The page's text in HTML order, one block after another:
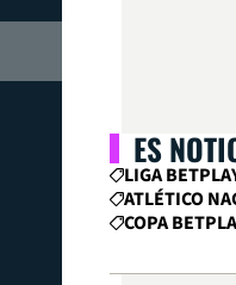
ES
LIGA
ATLÉTICO
COPA